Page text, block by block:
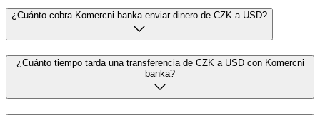
¿Cuánto cobra Komercni banka enviar dinero de CZK a USD?
¿Cuánto tiempo tarda una transferencia de CZK a USD con Komercni
banka?